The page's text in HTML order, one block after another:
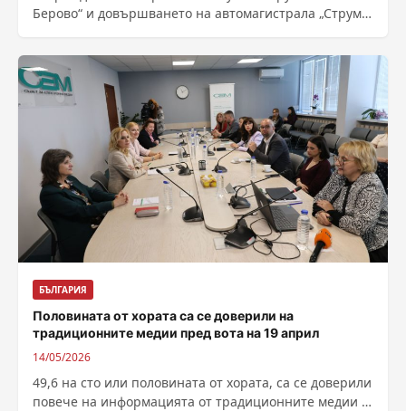
Берово“ и довършването на автомагистрала „Струма“
БЪЛГАРИЯ
Половината от хората са се доверили на
традиционните медии пред вота на 19 април
14/05/2026
49,6 на сто или половината от хората, са се доверили
повече на информацията от традиционните медии –